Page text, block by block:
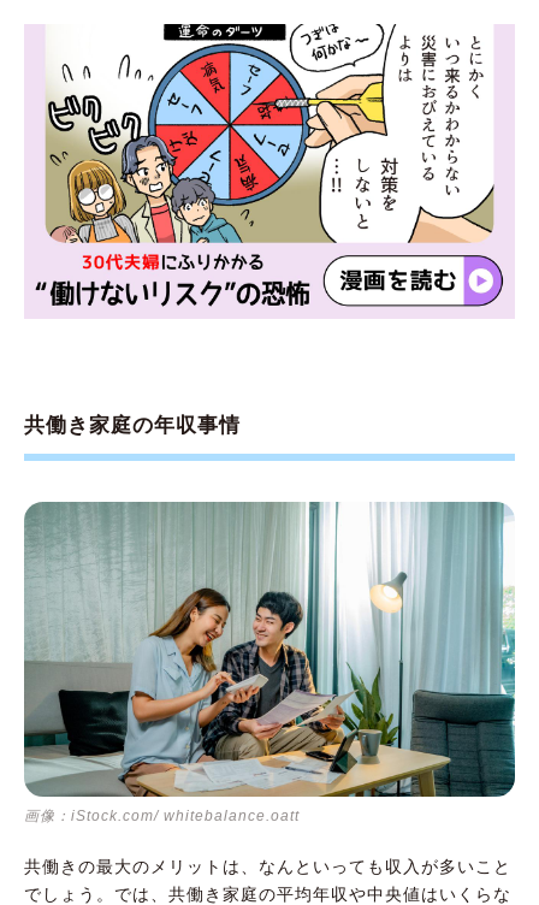
共働き家庭の年収事情
画像：iStock.com/ whitebalance.oatt
共働きの最大のメリットは、なんといっても収入が多いこと
でしょう。では、共働き家庭の平均年収や中央値はいくらな